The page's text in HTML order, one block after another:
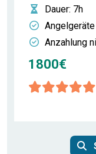
Dauer: 7h
Angelgeräte
Anzahlung
1800€